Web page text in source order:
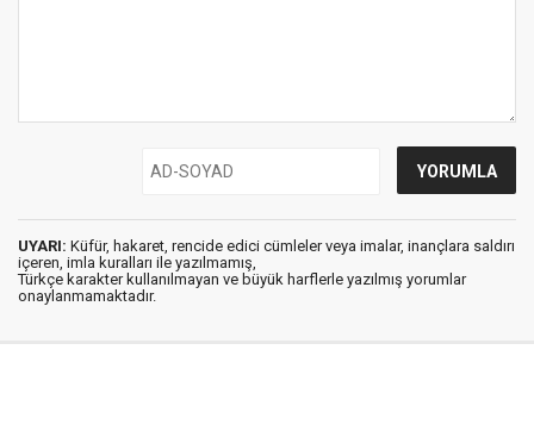
UYARI: Küfür, hakaret, rencide edici cümleler veya imalar, inançlara saldırı
içeren, imla kuralları ile yazılmamış,
Türkçe karakter kullanılmayan ve büyük harflerle yazılmış yorumlar
onaylanmamaktadır.